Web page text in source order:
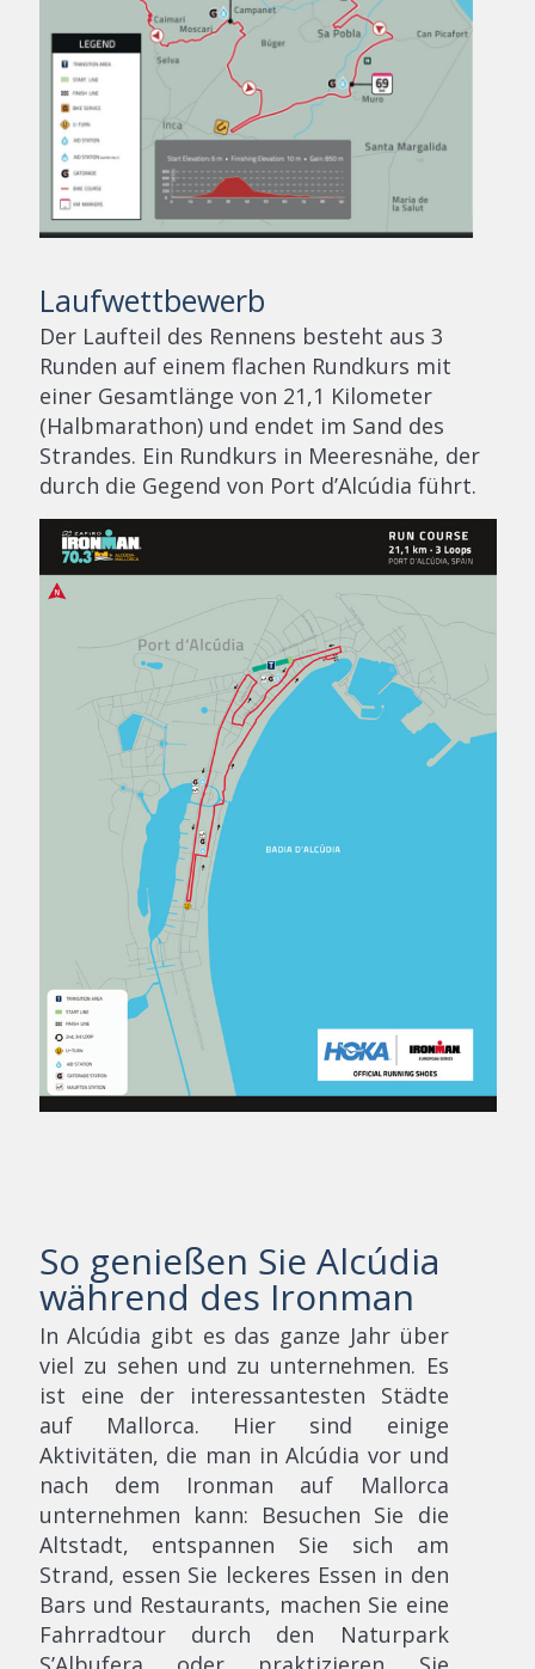
Laufwettbewerb
Der Laufteil des Rennens besteht aus 3
Runden auf einem flachen Rundkurs mit
einer Gesamtlänge von 21,1 Kilometer
(Halbmarathon) und endet im Sand des
Strandes. Ein Rundkurs in Meeresnähe, der
durch die Gegend von Port d’Alcúdia führt.
So genießen Sie Alcúdia
während des Ironman
In Alcúdia gibt es das ganze Jahr über
viel zu sehen und zu unternehmen. Es
ist eine der interessantesten Städte
auf Mallorca. Hier sind einige
Aktivitäten, die man in Alcúdia vor und
nach dem Ironman auf Mallorca
unternehmen kann: Besuchen Sie die
Altstadt, entspannen Sie sich am
Strand, essen Sie leckeres Essen in den
Bars und Restaurants, machen Sie eine
Fahrradtour durch den Naturpark